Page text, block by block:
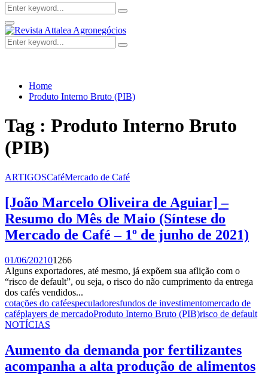
Search
for:
Search
Facebook
Twitter
Instagram
Linkedin
Youtube
Email
Primary
Menu
Search
for:
Search
Home
Produto Interno Bruto (PIB)
Tag : Produto Interno Bruto
(PIB)
ARTIGOSCaféMercado de Café
[João Marcelo Oliveira de Aguiar] –
Resumo do Mês de Maio (Síntese do
Mercado de Café – 1º de junho de 2021)
01/06/202101266
Alguns exportadores, até mesmo, já expõem sua aflição com o
“risco de default”, ou seja, o risco do não cumprimento da entrega
dos cafés vendidos...
cotações do caféespeculadoresfundos de investimentomercado de
caféplayers de mercadoProduto Interno Bruto (PIB)risco de default
NOTÍCIAS
Aumento da demanda por fertilizantes
acompanha a alta produção de alimentos